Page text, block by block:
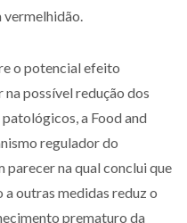
o potencial efeito
possível redução dos
a Food and
regulador do
parecer na qual conclui que
outras medidas reduz o
prematuro da